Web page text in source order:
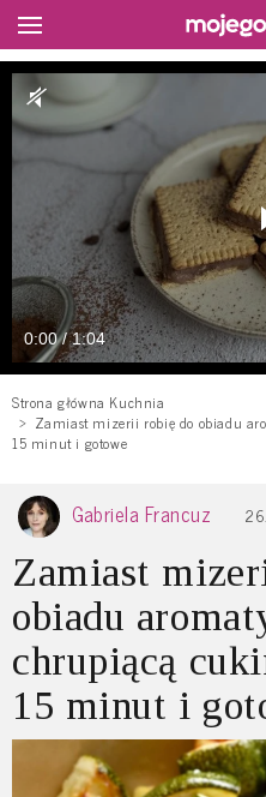
0:00 / 1:04
Strona główna Kuchnia
Zamiast mizerii robię do obiadu
15 minut i gotowe
Gabriela Francuz
Zamiast
obiadu
chrupiącą
15 minut i